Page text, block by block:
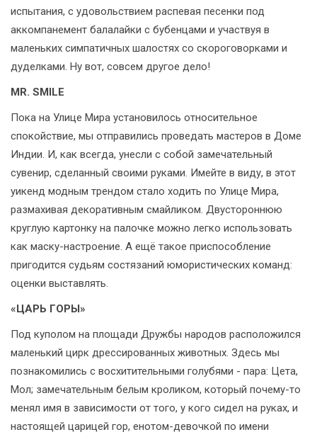
испытания, с удовольствием распевая песенки под
аккомпанемент балалайки с бубенцами и участвуя в
маленьких симпатичных шалостях со скороговорками и
дуделками. Ну вот, совсем другое дело!
MR. SMILE
Пока на Улице Мира установилось относительное
спокойствие, мы отправились проведать мастеров в Доме
Индии. И, как всегда, унесли с собой замечательный
сувенир, сделанный своими руками. Имейте в виду, в этот
уикенд модным трендом стало ходить по Улице Мира,
размахивая декоративным смайликом. Двустороннюю
круглую картонку на палочке можно легко использовать
как маску-настроение. А ещё такое приспособление
пригодится судьям состязаний юмористических команд:
оценки выставлять.
«ЦАРЬ ГОРЫ»
Под куполом на площади Дружбы народов расположился
маленький цирк дрессированных животных. Здесь мы
познакомились с восхитительными голубями - пара: Цета,
Мол; замечательным белым кроликом, который почему-то
менял имя в зависимости от того, у кого сидел на руках, и
настоящей царицей гор, енотом-девочкой по имени